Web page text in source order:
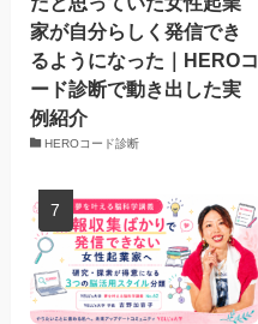
家が自分らしく発信でき
るようになった｜HEROコ
ード診断で動き出した実
例紹介
HEROコード診断